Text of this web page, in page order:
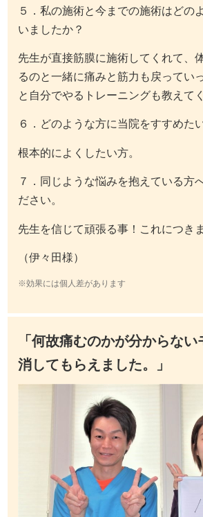
５．私の施術と今までの施術はどの
いましたか？
先生が直接筋膜に施術してくれて、
るのと一緒に痛みと筋力も戻ってい
と自分でやるトレーニングも教えて
６．どのような方に当院をすすめた
根本的によくしたい方。
７．同じような悩みを抱えている方
ださい。
先生を信じて頑張る事！これにつき
（伊々田様）
※効果には個人差があります
「何故痛むのかが分からな
消してもらえました。」